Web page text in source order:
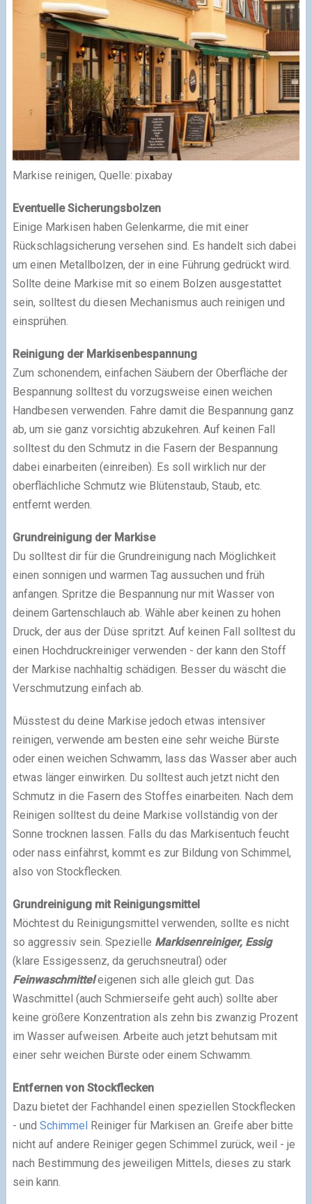
Markise reinigen, Quelle: pixabay
Eventuelle Sicherungsbolzen
Einige Markisen haben Gelenkarme, die mit einer
Rückschlagsicherung versehen sind. Es handelt sich dabei
um einen Metallbolzen, der in eine Führung gedrückt wird.
Sollte deine Markise mit so einem Bolzen ausgestattet
sein, solltest du diesen Mechanismus auch reinigen und
einsprühen.
Reinigung der Markisenbespannung
Zum schonendem, einfachen Säubern der Oberfläche der
Bespannung solltest du vorzugsweise einen weichen
Handbesen verwenden. Fahre damit die Bespannung ganz
ab, um sie ganz vorsichtig abzukehren. Auf keinen Fall
solltest du den Schmutz in die Fasern der Bespannung
dabei einarbeiten (einreiben). Es soll wirklich nur der
oberflächliche Schmutz wie Blütenstaub, Staub, etc.
entfernt werden.
Grundreinigung der Markise
Du solltest dir für die Grundreinigung nach Möglichkeit
einen sonnigen und warmen Tag aussuchen und früh
anfangen. Spritze die Bespannung nur mit Wasser von
deinem Gartenschlauch ab. Wähle aber keinen zu hohen
Druck, der aus der Düse spritzt. Auf keinen Fall solltest du
einen Hochdruckreiniger verwenden - der kann den Stoff
der Markise nachhaltig schädigen. Besser du wäscht die
Verschmutzung einfach ab.
Müsstest du deine Markise jedoch etwas intensiver
reinigen, verwende am besten eine sehr weiche Bürste
oder einen weichen Schwamm, lass das Wasser aber auch
etwas länger einwirken. Du solltest auch jetzt nicht den
Schmutz in die Fasern des Stoffes einarbeiten. Nach dem
Reinigen solltest du deine Markise vollständig von der
Sonne trocknen lassen. Falls du das Markisentuch feucht
oder nass einfährst, kommt es zur Bildung von Schimmel,
also von Stockflecken.
Grundreinigung mit Reinigungsmittel
Möchtest du Reinigungsmittel verwenden, sollte es nicht
so aggressiv sein. Spezielle Markisenreiniger, Essig
(klare Essigessenz, da geruchsneutral) oder
Feinwaschmitteleigenen sich alle gleich gut. Das
Waschmittel (auch Schmierseife geht auch) sollte aber
keine größere Konzentration als zehn bis zwanzig Prozent
im Wasser aufweisen. Arbeite auch jetzt behutsam mit
einer sehr weichen Bürste oder einem Schwamm.
Entfernen von Stockflecken
Dazu bietet der Fachhandel einen speziellen Stockflecken
- und Schimmel Reiniger für Markisen an. Greife aber bitte
nicht auf andere Reiniger gegen Schimmel zurück, weil - je
nach Bestimmung des jeweiligen Mittels, dieses zu stark
sein kann.